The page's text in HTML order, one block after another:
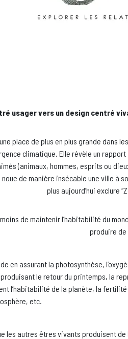
usager vers un design centré
place de plus en plus grande dans
climatique. Elle révèle un
(animaux, hommes, esprits ou
de manière insécable une ville à
plus aujourd’hui exclure
de maintenir l’habitabilité du
produire de
en assurant la photosynthèse,
le retour du printemps, la
l’habitabilité de la planète, la fertilité
etc.
les autres êtres vivants produisent